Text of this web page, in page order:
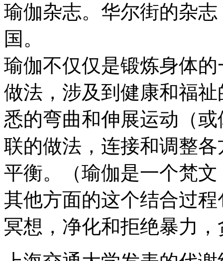
瑜伽杂志。华尔街的杂
国。
瑜伽不仅仅是锻炼身体
做法，涉及到健康和福
悉的弯曲和伸展运动（
联的做法，连接和调整
平衡。（瑜伽是一个梵
其他方面的这个结合过
冥想，净化和拒绝暴力